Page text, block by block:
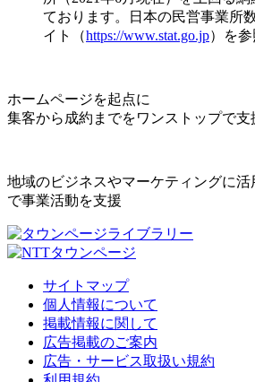
ております。日本の民営事業所
イト（https://www.stat.go.jp）を参
ホームページを起点に
集客から成約までをワンストップで支
地域のビジネスやマーケティングに
で事業活動を支援
サイトマップ
個人情報について
掲載情報に関して
広告掲載のご案内
広告・サービス取扱い規約